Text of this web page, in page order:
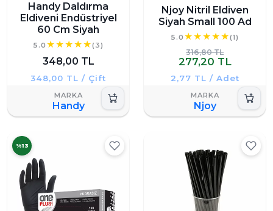
Handy Daldırma
Eldiveni Endüstriyel
60 Cm Siyah
5.0 (3)
348,00 TL
348,00 TL / Çift
Handy
Njoy Nitril Eldiven
Siyah Small 100 Ad
5.0 (1)
316,80 TL
277,20 TL
2,77 TL / Adet
Njoy
%13